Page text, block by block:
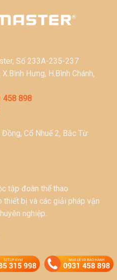
Số 233A-235-237
Hưng, H.Bình Chánh,
458 898
Cổ Nhuế 2, Bắc Từ
tập đoàn thể thao
thiết bị và các giải pháp vận
nghiệp.